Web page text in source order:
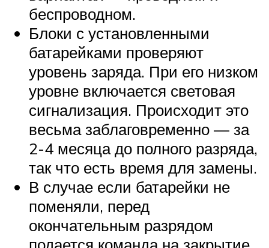
беспроводном.
Блоки с установленными
батарейками проверяют
уровень заряда. При его низком
уровне включается световая
сигнализация. Происходит это
весьма заблаговременно — за
2-4 месяца до полного разряда,
так что есть время для замены.
В случае если батарейки не
поменяли, перед
окончательным разрядом